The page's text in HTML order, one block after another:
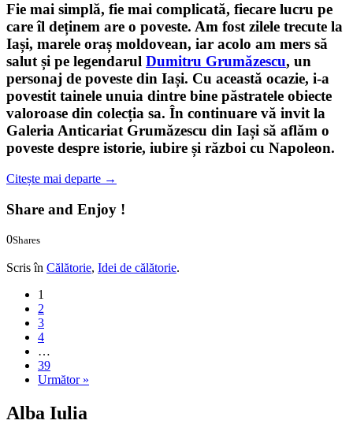
Fie mai simplă, fie mai complicată, fiecare lucru pe
care îl deținem are o poveste. Am fost zilele trecute la
Iași, marele oraș moldovean, iar acolo am mers să
salut și pe legendarul Dumitru Grumăzescu, un
personaj de poveste din Iași. Cu această ocazie, i-a
povestit tainele unuia dintre bine păstratele obiecte
valoroase din colecția sa. În continuare vă invit la
Galeria Anticariat Grumăzescu din Iași să aflăm o
poveste despre istorie, iubire și război cu Napoleon.
Citește mai departe →
Share and Enjoy !
0Shares
Scris în Călătorie, Idei de călătorie.
1
2
3
4
…
39
Următor »
Alba Iulia